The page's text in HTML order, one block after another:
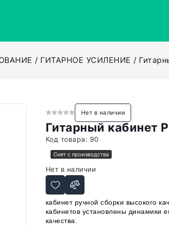
ГИТАРНОЕ УСИЛЕНИЕ
Нет в наличии
Гитарный кабинет
Код товара: 90
Снят с производства
Нет в наличии
кабинет ручной сборки высокого
кабинетов установлены динамики
качества.